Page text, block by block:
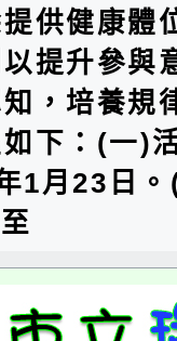
供健康體
提升參與
，培養規
下：(一)
1月23日